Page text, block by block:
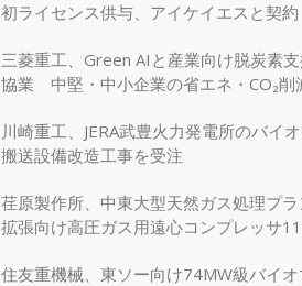
初ライセンス供与、アイケイエスと契約
三菱重工、Green AIと産業向け脱炭素
協業 中堅・中小企業の省エネ・CO₂削
川崎重工、JERA武豊火力発電所のバイ
搬送設備改造工事を受注
荏原製作所、中東大型天然ガス処理プラ
拡張向け高圧ガス用遠心コンプレッサ11
住友重機械、東ソー向け74MW級バイオ